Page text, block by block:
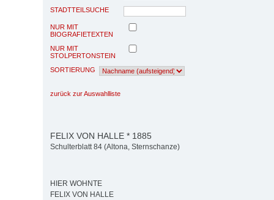
STADTTEILSUCHE
NUR MIT
BIOGRAFIETEXTEN
NUR MIT
STOLPERTONSTEIN
SORTIERUNG
zurück zur Auswahlliste
FELIX VON HALLE * 1885
Schulterblatt 84 (Altona, Sternschanze)
HIER WOHNTE
FELIX VON HALLE